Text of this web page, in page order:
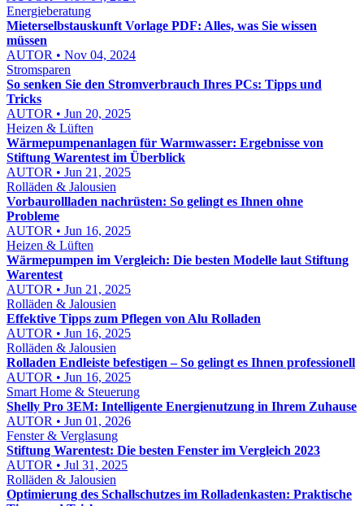
Energieberatung
Mieterselbstauskunft Vorlage PDF: Alles, was Sie wissen
müssen
AUTOR • Nov 04, 2024
Stromsparen
So senken Sie den Stromverbrauch Ihres PCs: Tipps und
Tricks
AUTOR • Jun 20, 2025
Heizen & Lüften
Wärmepumpenanlagen für Warmwasser: Ergebnisse von
Stiftung Warentest im Überblick
AUTOR • Jun 21, 2025
Rolläden & Jalousien
Vorbaurollladen nachrüsten: So gelingt es Ihnen ohne
Probleme
AUTOR • Jun 16, 2025
Heizen & Lüften
Wärmepumpen im Vergleich: Die besten Modelle laut Stiftung
Warentest
AUTOR • Jun 21, 2025
Rolläden & Jalousien
Effektive Tipps zum Pflegen von Alu Rolladen
AUTOR • Jun 16, 2025
Rolläden & Jalousien
Rolladen Endleiste befestigen – So gelingt es Ihnen professionell
AUTOR • Jun 16, 2025
Smart Home & Steuerung
Shelly Pro 3EM: Intelligente Energienutzung in Ihrem Zuhause
AUTOR • Jun 01, 2026
Fenster & Verglasung
Stiftung Warentest: Die besten Fenster im Vergleich 2023
AUTOR • Jul 31, 2025
Rolläden & Jalousien
Optimierung des Schallschutzes im Rolladenkasten: Praktische